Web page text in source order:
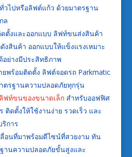
วไปหรือลิฟต์แก้ว ด้วยมาตรฐาน
ล
ตั้งและออกแบบ ลิฟท์ขนส่งสินค้า
งสินค้า ออกแบบให้แข็งแรงเหมาะ
อย่างมีประสิทธิภาพ
พร้อมติดตั้ง ลิฟต์จอดรถ Parkmatic
ตรฐานความปลอดภัยทุกรุ่น
ลิฟท์ขนของขนาดเล็กสำหรับออฟฟิศ
ติดตั้งให้ใช้งานง่าย รวดเร็ว และ
การ
อนที่มาพร้อมดีไซน์ที่สวยงาม ทัน
านความปลอดภัยขั้นสูงและ